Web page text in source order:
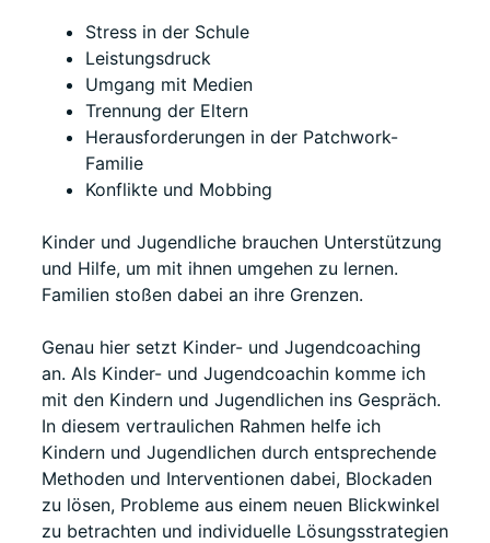
Stress in der Schule
Leistungsdruck
Umgang mit Medien
Trennung der Eltern
Herausforderungen in der Patchwork-
Familie
Konflikte und Mobbing
Kinder und Jugendliche brauchen Unterstützung
und Hilfe, um mit ihnen umgehen zu lernen.
Familien stoßen dabei an ihre Grenzen.
Genau hier setzt Kinder- und Jugendcoaching
an. Als Kinder- und Jugendcoachin komme ich
mit den Kindern und Jugendlichen ins Gespräch.
In diesem vertraulichen Rahmen helfe ich
Kindern und Jugendlichen durch entsprechende
Methoden und Interventionen dabei, Blockaden
zu lösen, Probleme aus einem neuen Blickwinkel
zu betrachten und individuelle Lösungsstrategien